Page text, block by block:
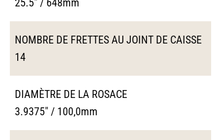
25.5" / 648mm
NOMBRE DE FRETTES AU JOINT DE CAISSE
14
DIAMÈTRE DE LA ROSACE
3.9375" / 100,0mm